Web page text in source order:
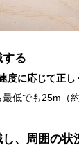
る
度に応じて正し
低でも25m（
、周囲の状